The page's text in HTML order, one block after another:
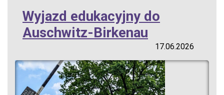
Wyjazd edukacyjny do
Auschwitz-Birkenau
17.06.2026